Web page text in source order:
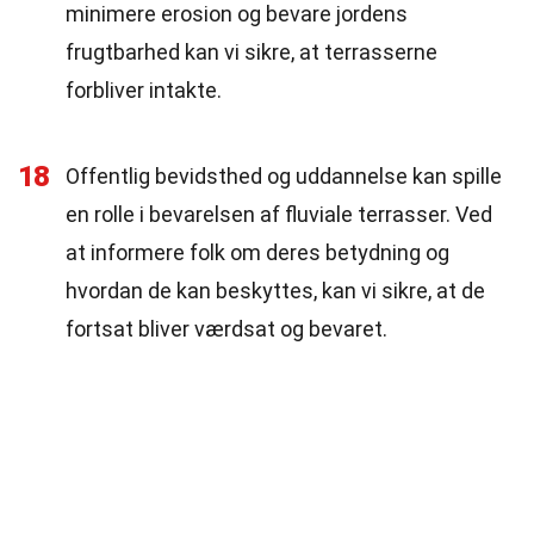
minimere erosion og bevare jordens
frugtbarhed kan vi sikre, at terrasserne
forbliver intakte.
18
Offentlig bevidsthed og uddannelse kan spille
en rolle i bevarelsen af fluviale terrasser. Ved
at informere folk om deres betydning og
hvordan de kan beskyttes, kan vi sikre, at de
fortsat bliver værdsat og bevaret.